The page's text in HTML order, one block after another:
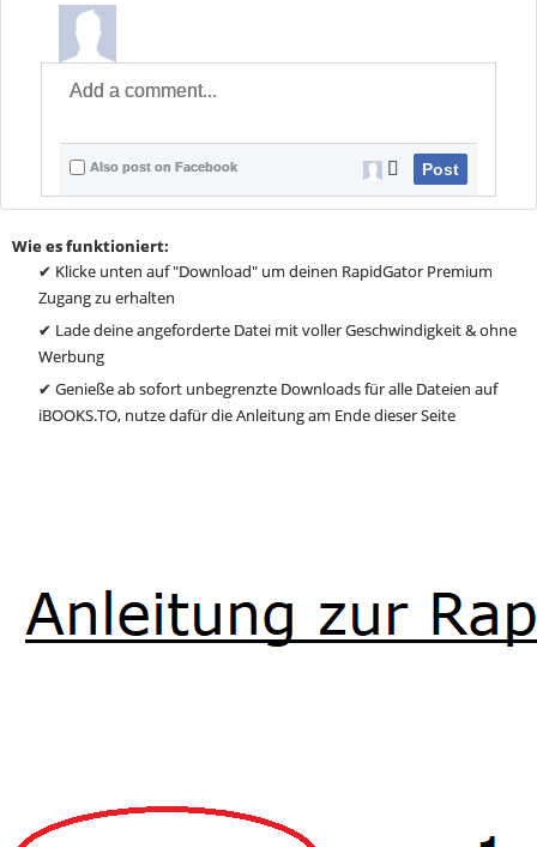
Also post on Facebook Post
Wie es funktioniert:
✔ Klicke unten auf "Download" um deinen RapidGator Premium
Zugang zu erhalten
✔ Lade deine angeforderte Datei mit voller Geschwindigkeit & ohne
Werbung
✔ Genieße ab sofort unbegrenzte Downloads für alle Dateien auf
iBOOKS.TO, nutze dafür die Anleitung am Ende dieser Seite